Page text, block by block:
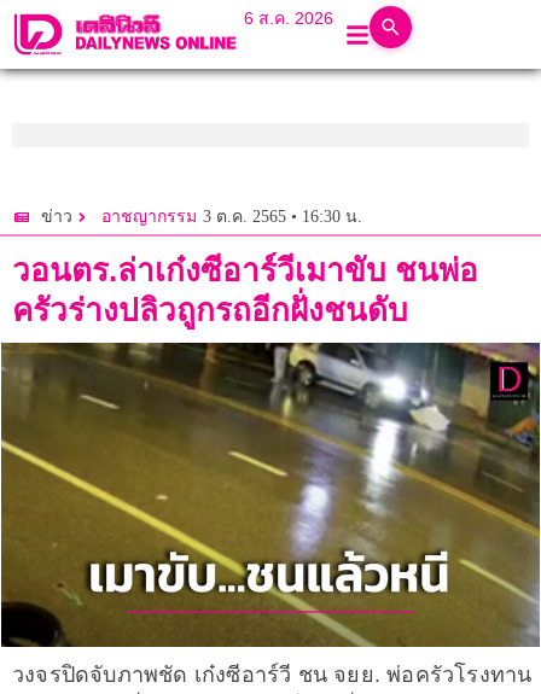
6 ส.ค. 2026
ข่าว อาชญากรรม 3 ต.ค. 2565 • 16:30 น.
วอนตร.ล่าเก๋งซีอาร์วีเมาขับ ชนพ่อ
ครัวร่างปลิวถูกรถอีกฝั่งชนดับ
วงจรปิดจับภาพชัด เก๋งซีอาร์วี ชน จยย. พ่อครัวโรงทาน